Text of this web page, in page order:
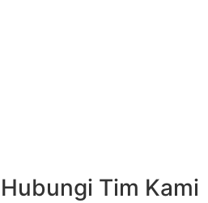
Hubungi Tim Kami